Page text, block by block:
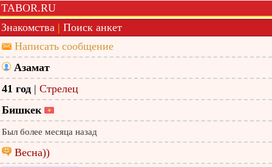
TABOR.RU
Знакомства | Поиск анкет
Написать сообщение
Азамат
41 год | Стрелец
Бишкек
Был более месяца назад
Весна))